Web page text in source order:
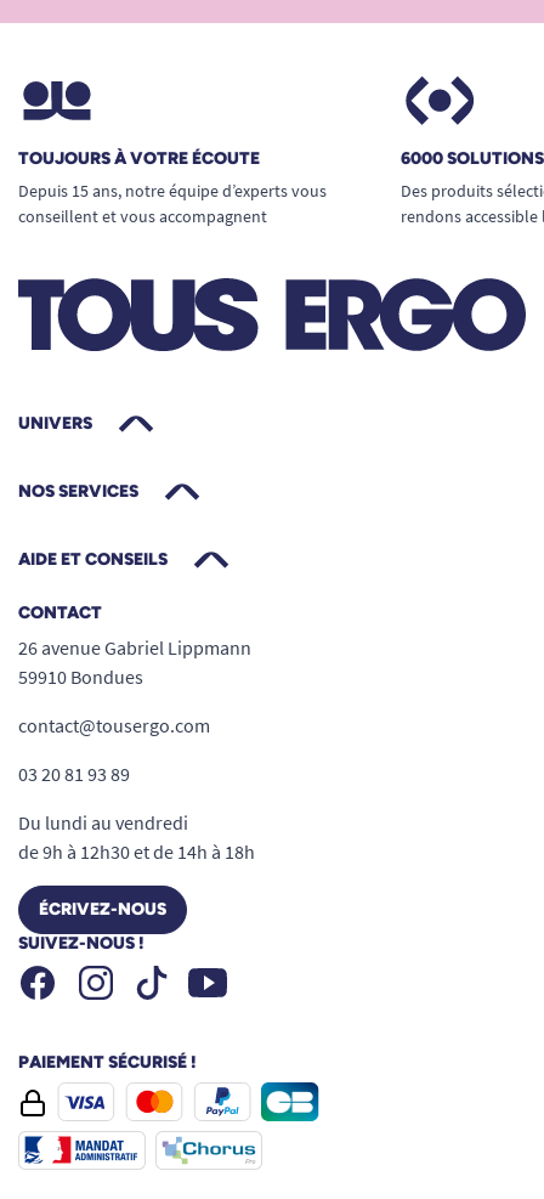
TOUJOURS À VOTRE ÉCOUTE
Depuis 15 ans, notre équipe d’experts vous
conseillent et vous accompagnent
6000
Des produits
rendons
UNIVERS
NOS SERVICES
AIDE ET CONSEILS
CONTACT
26 avenue Gabriel Lippmann
59910 Bondues
contact@tousergo.com
03 20 81 93 89
Du lundi au vendredi
de 9h à 12h30 et de 14h à 18h
ÉCRIVEZ-NOUS
SUIVEZ-NOUS !
FacebookInstagramTiktok Youtube
PAIEMENT SÉCURISÉ !